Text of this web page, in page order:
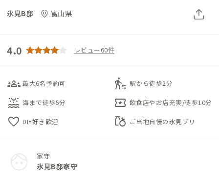
氷見B邸 富山県
4.0 レビュー60件
groups_3 最大6名予約可 transfer_within_a_station 駅から徒歩2分
water_lux 海まで徒歩5分 local_activity 飲食店やお店充実/徒歩10分
favorite DIY好き歓迎 grocery ご当地自慢の氷見ブリ
家守
氷見B邸家守